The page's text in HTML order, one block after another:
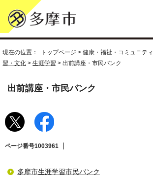
現在の位置： トップページ > 健康・福祉・コミュニティ
習・文化 > 生涯学習 > 出前講座・市民バンク
出前講座・市民バンク
ページ番号1003961
多摩市生涯学習市民バンク